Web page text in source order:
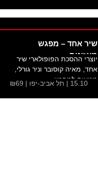
שיר אחד – מפגש
מאזינים
יוצרי ההסכת הפופולארי שיר
אחד, מאיה קוסובר וניר גורלי,
מגיעים למפגש...
15.10 | תל אביב-יפו | ₪69